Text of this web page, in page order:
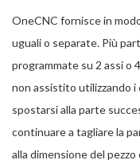
OneCNC fornisce in
uguali o separate. Più
programmate su 2 assi o
non assistito utilizzando i
spostarsi alla parte
continuare a tagliare la
alla dimensione del